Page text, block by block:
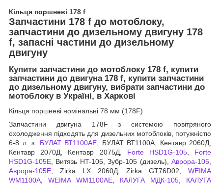
Кільця поршневі 178 f
Запчастини 178 f до мотоблоку,
запчастини до дизельному двигуну 178
f, запасні частини до дизельному
двигуну
Купити запчастини до мотоблоку 178 f, купити
запчастини до двигуна 178 f, купити запчастини
до дизельному двигуну, вибрати запчастини до
мотоблоку в Україні, в Харкові
Кільця поршневі номінальні 78 мм (178F)
Запчастини двигуна 178F з системою повітряного
охолодження підходять для дизельних мотоблоків, потужністю
6-8 л. з: БУЛАТ ВТ1100АЕ, БУЛАТ ВТ1100А, Кентавр 2060Д,
Кентавр 2070Д, Кентавр 2075Д, Forte HSD1G-105, Forte
HSD1G-105Е, Витязь HT-105, Зубр-105 (дизель), Аврора-105,
Аврора-105Е, Zirka LX 2060Д, Zirka GT76D02, WEIMA
WM1100A, WEIMA WM1100AЕ, КАЛУГА МДК-105, КАЛУГА